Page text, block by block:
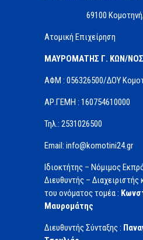
69100 Κομοτηνή/
Ατομική Επιχείρηση
ΜΑΥΡΟΜΑΤΗΣ Γ. ΚΩΝ/ΝΟΣ
ΑΦΜ : 056326500/ΔOΥ
ΑΡ.ΓΕΜΗ : 160754610000
Τηλ.: 2531026500
Email: info@komotini24.gr
Ιδιοκτήτης – Νόμιμος
Διευθυντής – Διαχειριστής
του ονόματος τομέα :
Μαυρομάτης
Διευθυντής Σύνταξης :